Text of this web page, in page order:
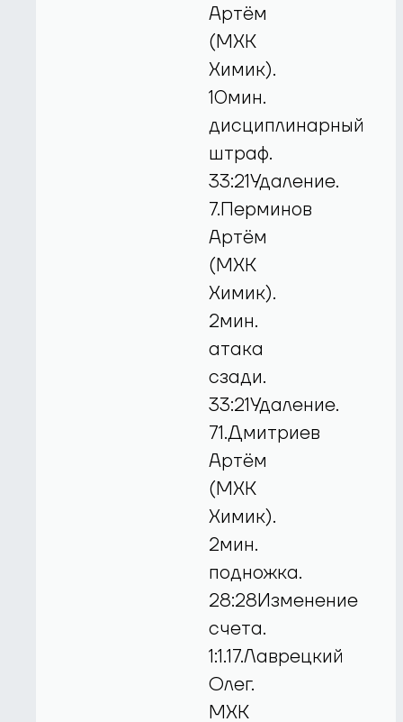
Артём
(МХК
Химик).
10мин.
дисциплинарный
штраф.
33:21Удаление.
7.Перминов
Артём
(МХК
Химик).
2мин.
атака
сзади.
33:21Удаление.
71.Дмитриев
Артём
(МХК
Химик).
2мин.
подножка.
28:28Изменение
счета.
1:1.17.Лаврецкий
Олег.
МХК